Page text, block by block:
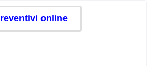
online